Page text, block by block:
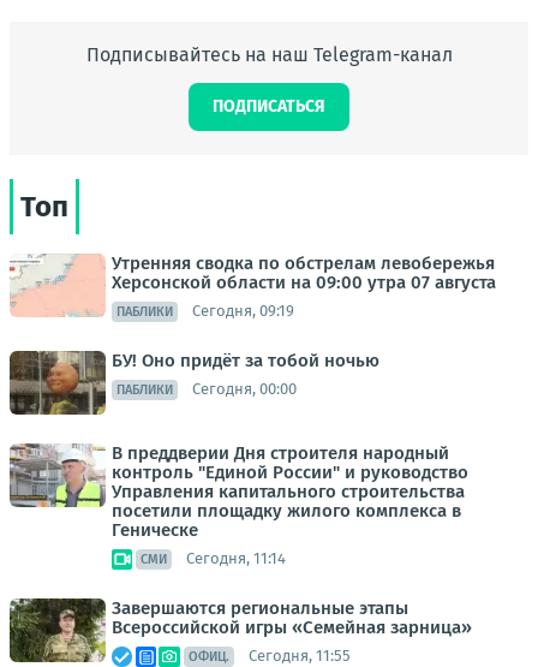
Подписывайтесь на наш Telegram-канал
ПОДПИСАТЬСЯ
Топ
Утренняя сводка по обстрелам левобережья
Херсонской области на 09:00 утра 07 августа
ПАБЛИКИ Сегодня, 09:19
БУ! Оно придёт за тобой ночью
ПАБЛИКИ Сегодня, 00:00
В преддверии Дня строителя народный
контроль "Единой России" и руководство
Управления капитального строительства
посетили площадку жилого комплекса в
Геническе
СМИ Сегодня, 11:14
Завершаются региональные этапы
Всероссийской игры «Семейная зарница»
ОФИЦ. Сегодня, 11:55